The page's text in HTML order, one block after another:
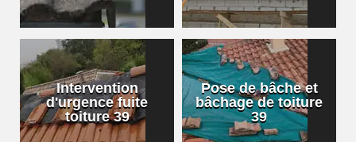
Intervention
d'urgence fuite
toiture 39
Pose de bâche et
bâchage de toiture
39